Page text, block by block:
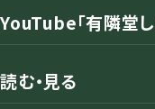
YouTube「有隣堂
読む・見る